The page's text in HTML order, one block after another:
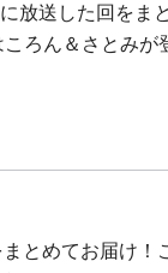
放送した回をま
ろん＆さとみが
とめてお届け